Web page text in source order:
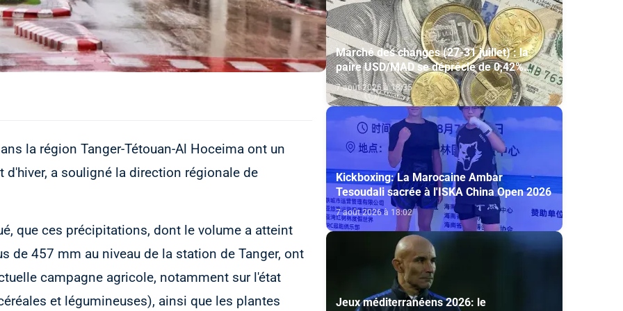
la région Tanger-Tétouan-Al Hoceima ont un
a souligné la direction régionale de
que ces précipitations, dont le volume a atteint
de 457 mm au niveau de la station de Tanger, ont
campagne agricole, notamment sur l'état
et légumineuses), ainsi que les plantes
Marché des changes (27-31 juillet) : la
paire USD/MAD se déprécie de 0,42%
(AGR)
7 août 2026 à 18:35
Kickboxing: La Marocaine Ambar
Tesoudali sacrée à l'ISKA China Open 2026
7 août 2026 à 18:02
Jeux méditerranéens 2026: le